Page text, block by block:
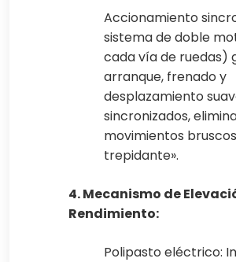
Accionamiento
sistema de doble
cada vía de ruedas)
arranque, frenado y
desplazamiento
sincronizados,
movimientos
trepidante».
4. Mecanismo de
Rendimiento:
Polipasto eléctrico: